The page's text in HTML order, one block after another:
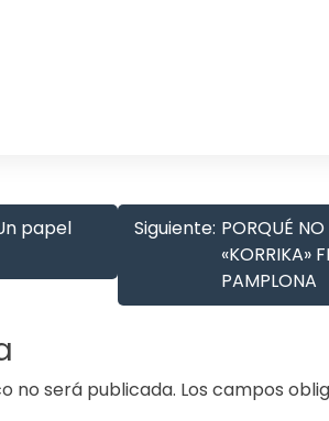
papel
Siguiente: PORQUÉ
«KORRIKA»
PAMPLONA
no será publicada. Los campos